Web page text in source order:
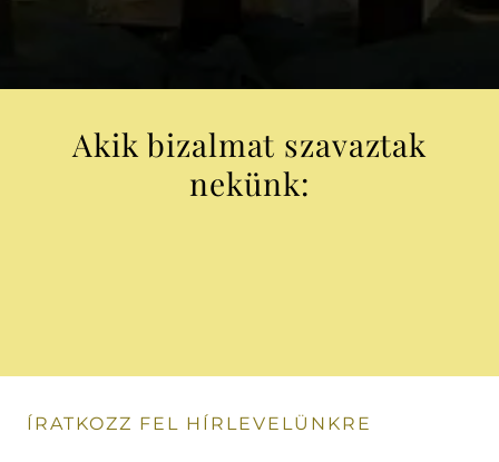
Akik bizalmat szavaztak
nekünk:
ÍRATKOZZ FEL HÍRLEVELÜNKRE